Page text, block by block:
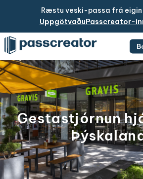
Ræstu veski-passa frá
UppgötvaðuPasscreator-
Gestastjórnun